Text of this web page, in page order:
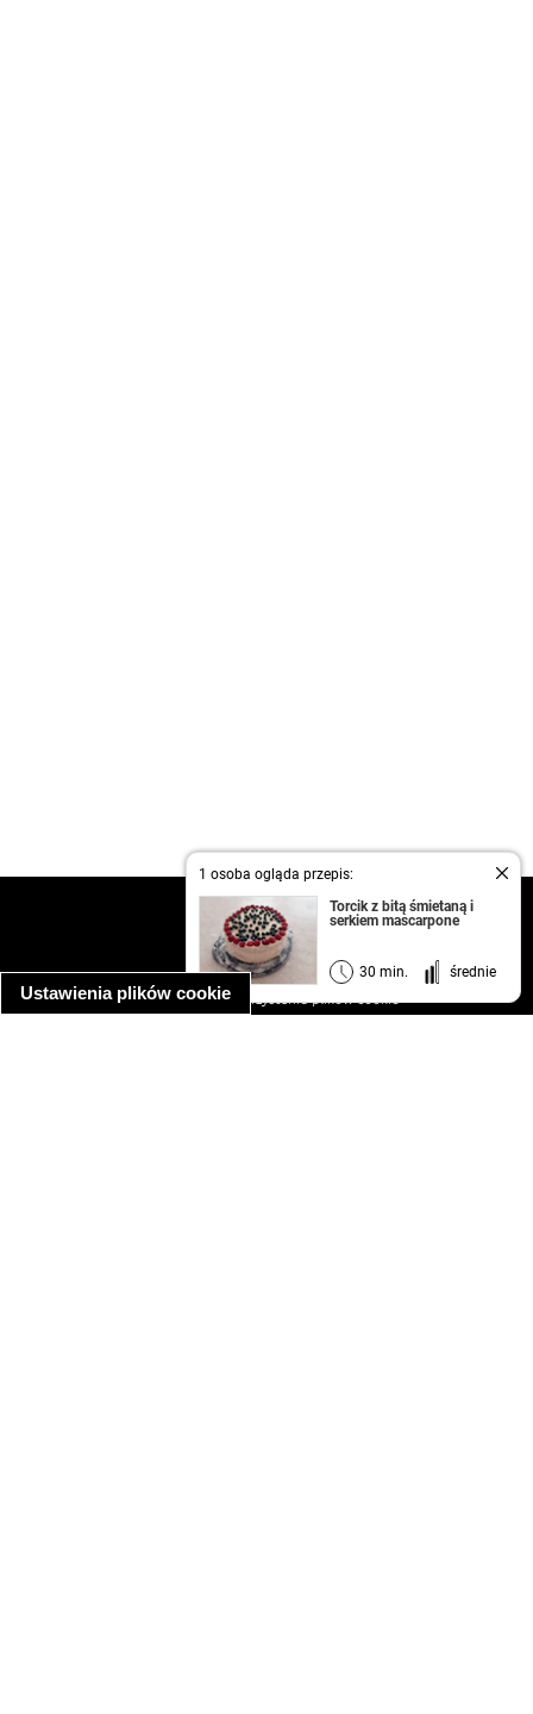
Ustawienia plików cookie
1 osoba ogląda przepis:
Torcik z bitą śmietaną i
serkiem mascarpone
30 min. średnie
kontakt
regulamin
informacja o prywatności
informacja o wykorzystaniu plików cookie